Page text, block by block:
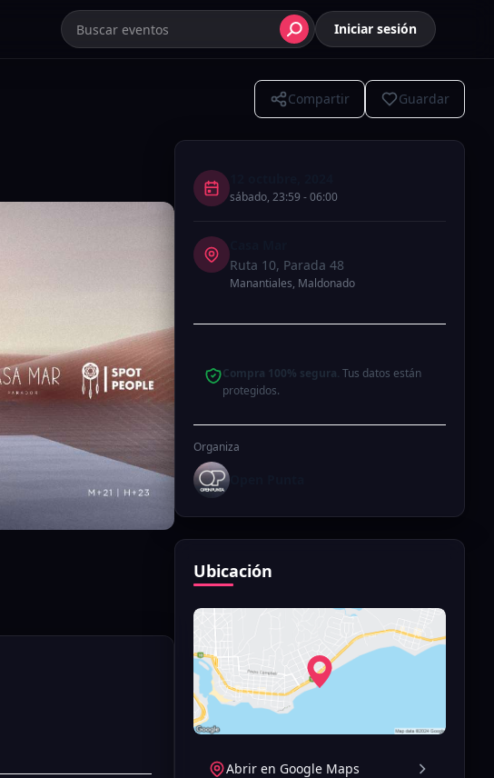
Iniciar sesión
Compartir Guardar
sábado, 23:59 -06:00
Ruta 10, Parada 48
Manantiales, Maldonado
Compra 100% segura. Tus datos están
protegidos.
Organiza
Ubicación
Abrir en Google Maps